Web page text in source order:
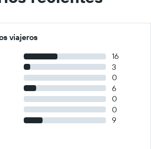
viajeros
16
3
0
6
0
0
9